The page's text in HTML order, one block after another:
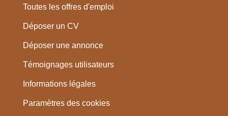
Toutes les offres d'emploi
Déposer un CV
Déposer une annonce
Témoignages utilisateurs
Informations légales
Paramètres des cookies